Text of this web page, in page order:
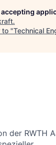
.
to "Technical
der RWTH